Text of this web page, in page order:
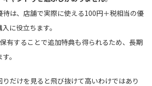
待は、店舗で実際に使える100円＋税相当の優
に役立ちます。
有することで追加特典も得られるため、長期
。
だけを見ると飛び抜けて高いわけではあり